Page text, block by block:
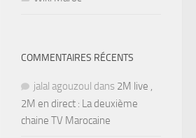
COMMENTAIRES RÉCENTS
jalal agouzoul dans 2M live ,
2M en direct : La deuxième
chaine TV Marocaine